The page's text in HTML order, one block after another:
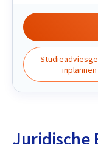
Juridische
inplannen